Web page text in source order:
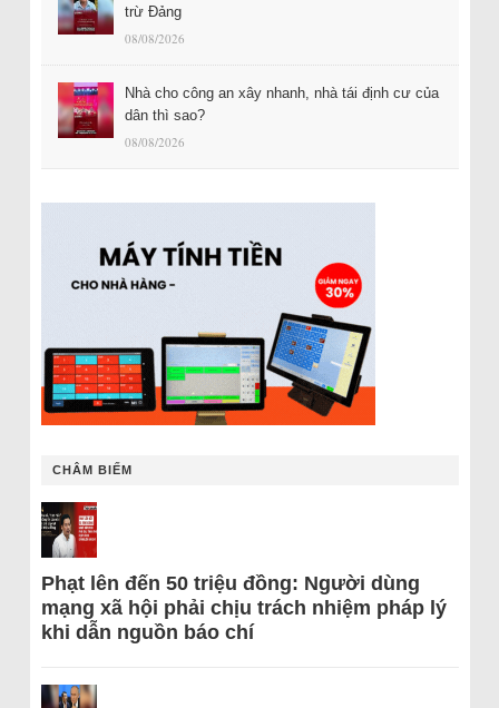
trừ Đảng
08/08/2026
Nhà cho công an xây nhanh, nhà tái định cư của
dân thì sao?
08/08/2026
CHÂM BIẾM
Phạt lên đến 50 triệu đồng: Người dùng
mạng xã hội phải chịu trách nhiệm pháp lý
khi dẫn nguồn báo chí